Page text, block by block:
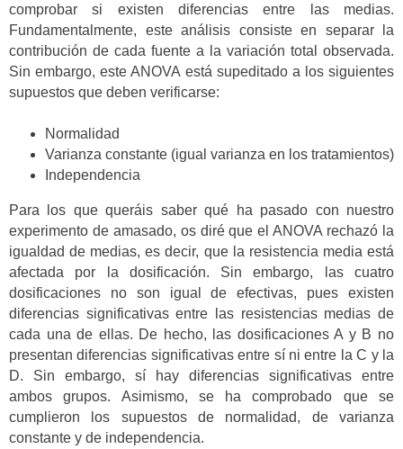
comprobar si existen diferencias entre las medias.
Fundamentalmente, este análisis consiste en separar la
contribución de cada fuente a la variación total observada.
Sin embargo, este ANOVA está supeditado a los siguientes
supuestos que deben verificarse:
Normalidad
Varianza constante (igual varianza en los tratamientos)
Independencia
Para los que queráis saber qué ha pasado con nuestro
experimento de amasado, os diré que el ANOVA rechazó la
igualdad de medias, es decir, que la resistencia media está
afectada por la dosificación. Sin embargo, las cuatro
dosificaciones no son igual de efectivas, pues existen
diferencias significativas entre las resistencias medias de
cada una de ellas. De hecho, las dosificaciones A y B no
presentan diferencias significativas entre sí ni entre la C y la
D. Sin embargo, sí hay diferencias significativas entre
ambos grupos. Asimismo, se ha comprobado que se
cumplieron los supuestos de normalidad, de varianza
constante y de independencia.